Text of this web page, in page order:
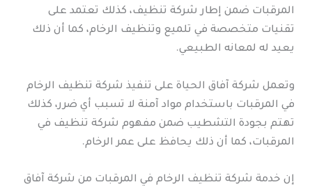
المرقبات ضمن إطار شركة تنظيف، كذلك تعتمد على
تقنيات متخصصة في تلميع وتنظيف الرخام، كما أن ذلك
يعيد له لمعانه الطبيعي.
وتعمل شركة آفاق الحياة على تنفيذ شركة تنظيف الرخام
في المرقبات باستخدام مواد آمنة لا تسبب أي ضرر، كذلك
تهتم بجودة التشطيب ضمن مفهوم شركة تنظيف في
المرقبات، كما أن ذلك يحافظ على عمر الرخام.
إن خدمة شركة تنظيف الرخام في المرقبات من شركة آفاق